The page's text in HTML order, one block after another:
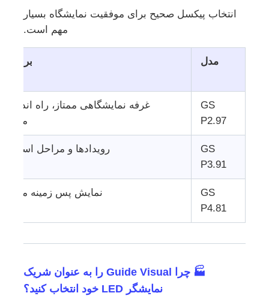
انتخاب پیکسل صحیح برای موفقیت نمایشگاه بسیار
مهم است.
مدل برنامه
GS
P2.97
غرفه نمایشگاهی ممتاز، راه
GS
P3.91
رویدادها و مراحل
GS
P4.81
نمایش پس زمینه
🏭 چرا Guide Visual را به عنوان شریک
نمایشگر LED خود انتخاب کنید؟